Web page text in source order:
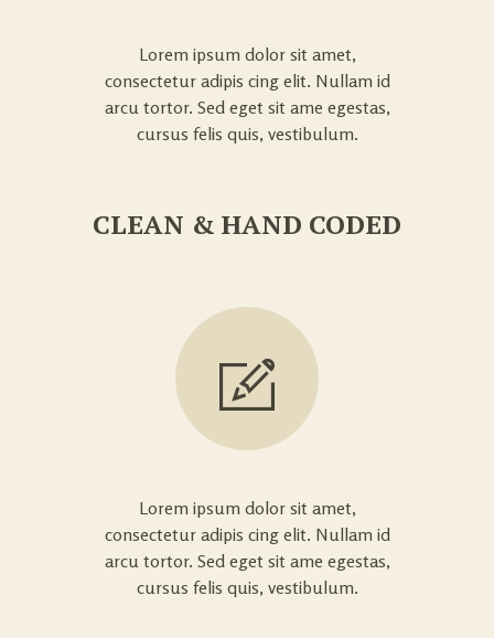
Lorem ipsum dolor sit amet,
consectetur adipis cing elit. Nullam id
arcu tortor. Sed eget sit ame egestas,
cursus felis quis, vestibulum.
CLEAN & HAND CODED
Lorem ipsum dolor sit amet,
consectetur adipis cing elit. Nullam id
arcu tortor. Sed eget sit ame egestas,
cursus felis quis, vestibulum.